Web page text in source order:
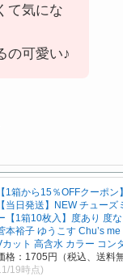
て気にな
の可愛い♪
【1箱から15％OFFクーポ
【当日発送】NEW チューズ
【1箱10枚入】度あり 度
本裕子 ゆうこす Chu’s
カット 高含水 カラー コン
格：1705円（税込、送料
19時点)